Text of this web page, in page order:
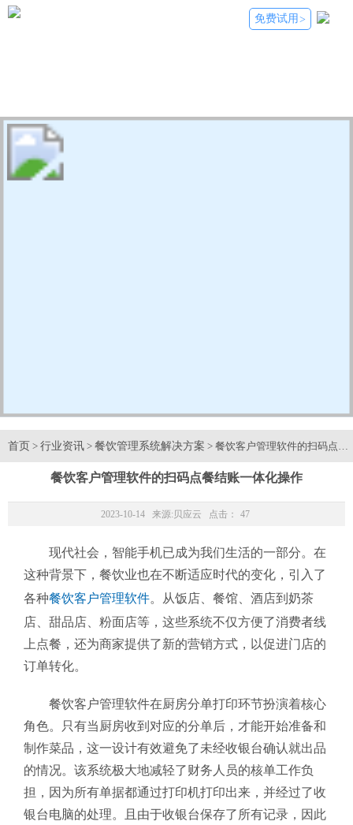
免费试用 >
首页 > 行业资讯 > 餐饮管理系统解决方案 > 餐饮客户管理软件的扫码点餐
餐饮客户管理软件的扫码点餐结账一体化操作
2023-10-14 来源: 贝应云 点击： 47
现代社会，智能手机已成为我们生活的一部分。在
这种背景下，餐饮业也在不断适应时代的变化，引入了
各种餐饮客户管理软件。从饭店、餐馆、酒店到奶茶
店、甜品店、粉面店等，这些系统不仅方便了消费者线
上点餐，还为商家提供了新的营销方式，以促进门店的
订单转化。
餐饮客户管理软件在厨房分单打印环节扮演着核心
角色。只有当厨房收到对应的分单后，才能开始准备和
制作菜品，这一设计有效避免了未经收银台确认就出品
的情况。该系统极大地减轻了财务人员的核单工作负
担，因为所有单据都通过打印机打印出来，并经过了收
银台电脑的处理。且由于收银台保存了所有记录，因此